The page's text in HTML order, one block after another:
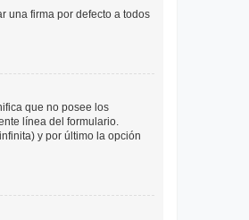
una firma por defecto a todos
que no posee los
línea del formulario.
y por último la opción